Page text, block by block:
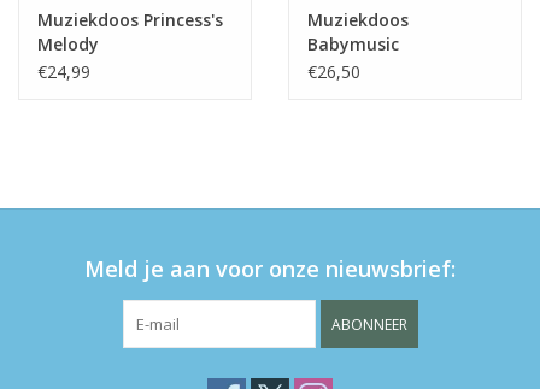
Muziekdoos Princess's
Melody
€24,99
Muziekdoos
Babymusic
€26,50
Meld je aan voor onze nieuwsbrief:
ABONNEER